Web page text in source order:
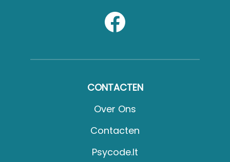
CONTACTEN
Over Ons
Contacten
Psycode.it